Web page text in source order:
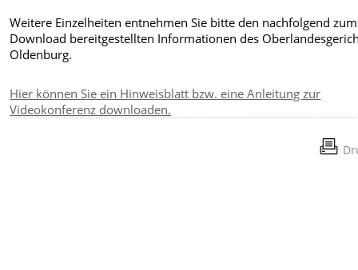
Weitere Einzelheiten entnehmen Sie bitte den nachfolgend zum
Download bereitgestellten Informationen des
Oldenburg.
Hier können Sie ein Hinweisblatt bzw. eine Anleitung zur
Videokonferenz downloaden.